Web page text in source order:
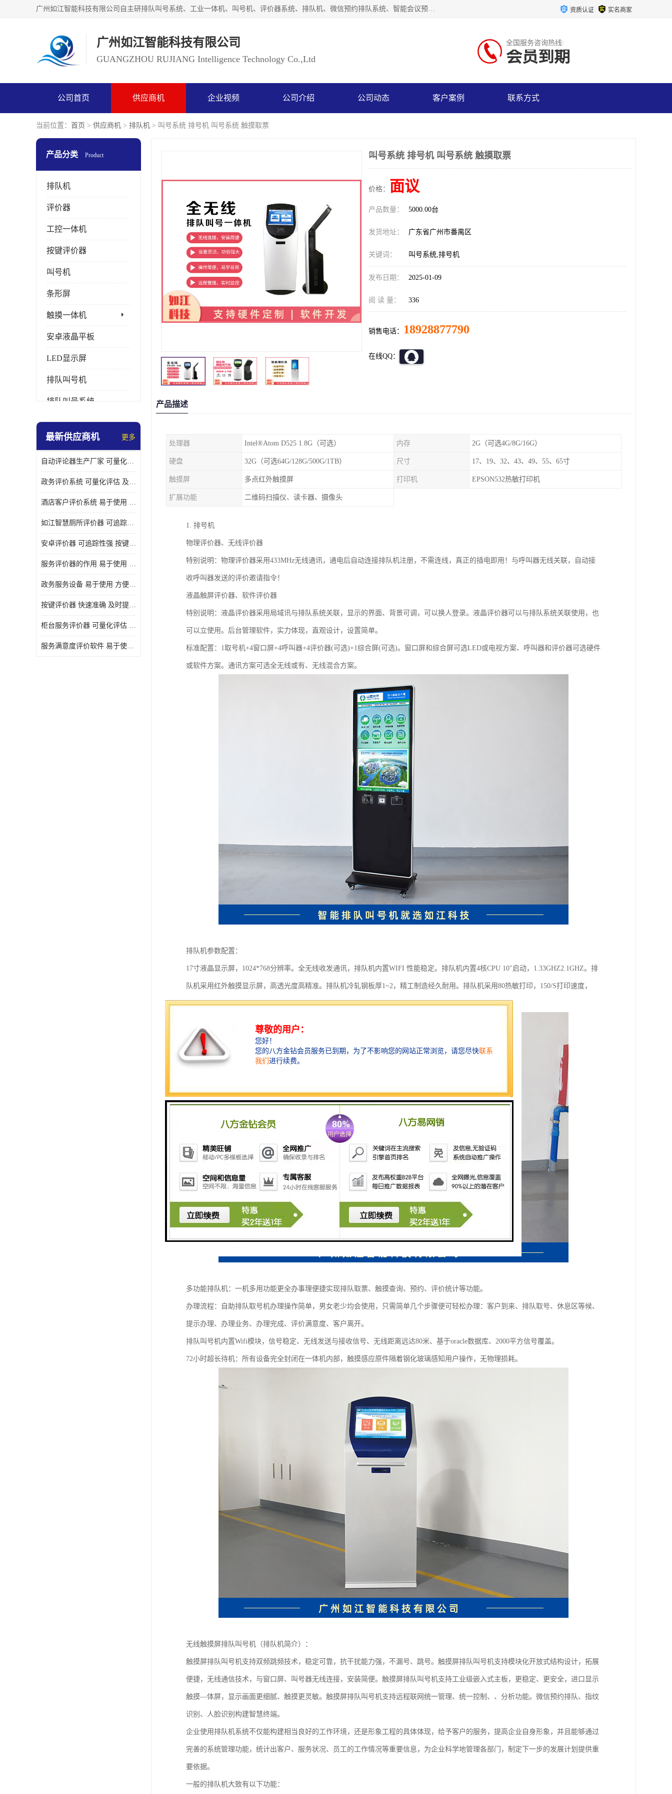
广州如江智能科技有限公司自主研排队叫号系统、工业一体机、叫号机、评价器系统、排队机、微信预约排队系统、智能会议预约系统、自助终端机、自助查询机、LED显示屏、触控一体机、平板会议一体机、教学一体机、室户外液晶广告机等生产以及解决方案，是一家高新技术企业，支持软硬件定制，全国上门安装售后服务。 资质认证 实名商家
广州如江智能科技有限公司
GUANGZHOU RUJIANG Intelligence Technology Co.,Ltd
全国服务咨询热线:
会员到期
公司首页 供应商机 企业视频 公司介绍 公司动态 客户案例 联系方式
当前位置： 首页 > 供应商机 > 排队机 > 叫号系统 排号机 叫号系统 触摸取票
产品分类 Product
排队机
评价器
工控一体机
按键评价器
叫号机
条形屏
触摸一体机
安卓液晶平板
LED显示屏
排队叫号机
排队叫号系统
拼接屏
壁挂广告机
液晶广告机
最新供应商机 更多
自动评论器生产厂家 可量化评估 适用于多种应用场景
政务评价系统 可量化评估 及时提供反馈
酒店客户评价系统 易于使用 按键响应速度
如江智慧厕所评价器 可追踪性强 及时提供反馈
安卓评价器 可追踪性强 按键响应速度
服务评价器的作用 易于使用 按键响应速度
政务服务设备 易于使用 方便数据记录和分析
按键评价器 快速准确 及时提供反馈
柜台服务评价器 可量化评估 及时提供反馈
服务满意度评价软件 易于使用 及时提供反馈
叫号系统 排号机 叫号系统 触摸取票
价格： 面议
产品数量： 5000.00台
发货地址： 广东省广州市番禺区
关键词： 叫号系统,排号机
发布日期： 2025-01-09
阅 读 量： 336
销售电话： 18928877790
在线QQ：
产品描述
处理器 Intel®Atom D525 1.8G（可选） 内存 2G（可选4G/8G/16G）
硬盘 32G（可选64G/128G/500G/1TB） 尺寸 17、19、32、43、49、55、65寸
触摸屏 多点红外触摸屏 打印机 EPSON532热敏打印机
扩展功能 二维码扫描仪、读卡器、摄像头
1. 排号机
物理评价器、无线评价器
特别说明：物理评价器采用433MHz无线通讯，通电后自动连接排队机注册，不需连线，真正的插电即用！与呼叫器无线关联，自动接
收呼叫器发送的评价邀请指令！
液晶触屏评价器、软件评价器
特别说明：液晶评价器采用局域讯与排队系统关联，显示的界面、背景可调，可以换人登录。液晶评价器可以与排队系统关联使用，也
可以立使用。后台管理软件，实力体现，直观设计，设置简单。
标准配置：1取号机+4窗口屏+4呼叫器+4评价器(可选)+1综合屏(可选)。窗口屏和综合屏可选LED或电视方案、呼叫器和评价器可选硬件
或软件方案。通讯方案可选全无线或有、无线混合方案。
排队机参数配置：
17寸液晶显示屏，1024*768分辨率。全无线收发通讯，排队机内置WIFI 性能稳定。排队机内置4核CPU 10"启动，1.33GHZ2.1GHZ。排
队机采用红外触摸显示屏，高透光度高精准。排队机冷轧钢板厚1~2，精工制造经久耐用。排队机采用80热敏打印，150/S打印速度，
2000㎡通讯能力：高覆盖率，0延时响应。
多功能排队机：一机多用功能更全办事理便捷实现排队取票、触摸查询、预约、评价统计等功能。
办理流程：自助排队取号机办理操作简单，男女老少均会使用，只需简单几个步骤便可轻松办理：客户到来、排队取号、休息区等候、
提示办理、办理业务、办理完成、评价满意度、客户离开。
排队叫号机内置Wifi模块，信号稳定、无线发送与接收信号、无线距离远达80米、基于oracle数据库、2000平方信号覆盖。
72小时超长待机：所有设备完全封闭在一体机内部，触摸感应原件隔着钢化玻璃感知用户操作，无物理损耗。
无线触摸屏排队叫号机（排队机简介）：
触摸屏排队叫号机支持双频跳频技术，稳定可靠，抗干扰能力强，不漏号、跳号。触摸屏排队叫号机支持模块化开放式结构设计，拓展
便捷，无线通信技术，与窗口屏、叫号器无线连接，安装简便。触摸屏排队叫号机支持工业级嵌入式主板，更稳定、更安全，进口显示
触摸—体屏，显示画面更细腻、触摸更灵敏。触摸屏排队叫号机支持远程联网统一管理、统一控制、、分析功能。微信预约排队、指纹
识别、人脸识别构建智慧终端。
企业使用排队机系统不仅能构建相当良好的工作环境，还是形象工程的具体体现，给予客户的服务，提高企业自身形象，并且能够通过
完善的系统管理功能，统计出客户、服务状况、员工的工作情况等重要信息，为企业科学地管理各部门，制定下一步的发展计划提供重
要依据。
一般的排队机大致有以下功能：